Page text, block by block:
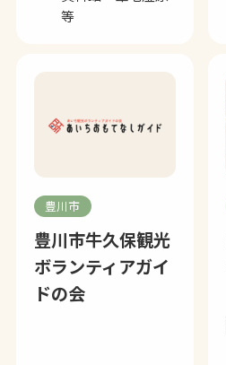
等
豊川市
豊川市牛久保観光
ボランティアガイ
ドの会